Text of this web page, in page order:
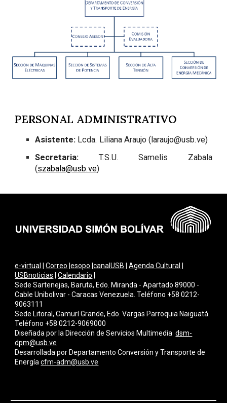
PERSONAL ADMINISTRATIVO
Asistente: Lcda. Liliana Araujo (laraujo@usb.ve)
Secretaria: T.S.U. Samelis Zabala
(szabala@usb.ve)
e-virtual |Correo |esopo |canalUSB |Agenda Cultural
USBnoticias |Calendario
Sede Sartenejas, Baruta, Edo. Miranda - Apartado 89000 -
Cable Unibolivar - Caracas Venezuela. Teléfono +58 0212-
9063111
Sede Litoral, Camurí Grande, Edo. Vargas Parroquia Naiguatá.
Teléfono +58 0212-9069000
Diseñada por la Dirección de Servicios Multimediadsm-
dpm@usb.ve
Desarrollada por Departamento Conversión y Transporte de
Energía cfm-adm@usb.ve